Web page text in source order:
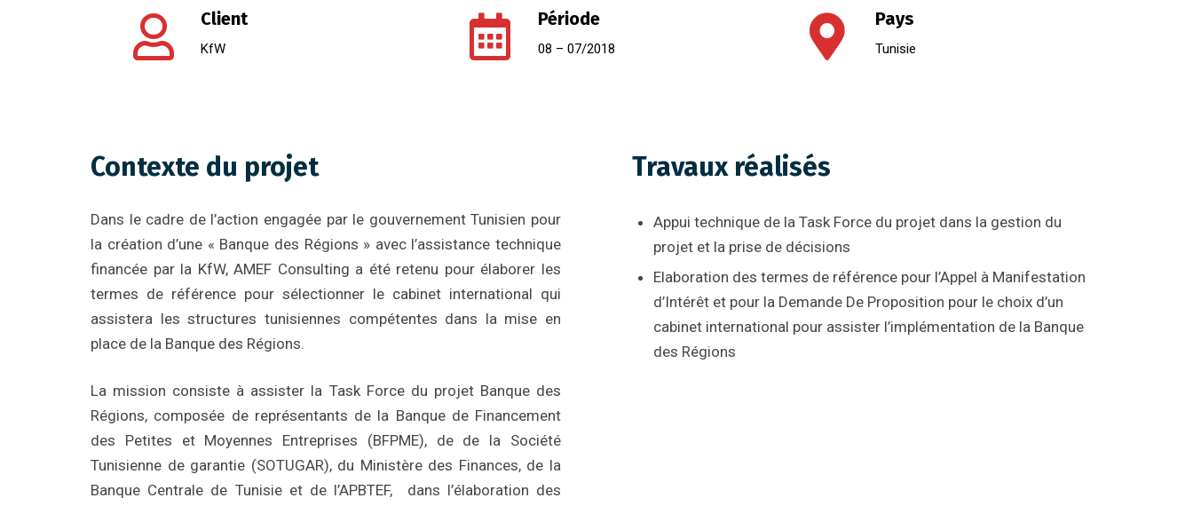
Client
KfW
Période
08 – 07/2018
Pays
Tunisie
Contexte du projet
Dans le cadre de l’action engagée par le gouvernement Tunisien pour
la création d’une « Banque des Régions » avec l’assistance technique
financée par la KfW, AMEF Consulting a été retenu pour élaborer les
termes de référence pour sélectionner le cabinet international qui
assistera les structures tunisiennes compétentes dans la mise en
place de la Banque des Régions.
La mission consiste à assister la Task Force du projet Banque des
Régions, composée de représentants de la Banque de Financement
des Petites et Moyennes Entreprises (BFPME), de de la Société
Tunisienne de garantie (SOTUGAR), du Ministère des Finances, de la
Banque Centrale de Tunisie et de l’APBTEF, dans l’élaboration des
Travaux réalisés
Appui technique de la Task Force du projet dans la gestion du
projet et la prise de décisions
Elaboration des termes de référence pour l’Appel à Manifestation
d’Intérêt et pour la Demande De Proposition pour le choix d’un
cabinet international pour assister l’implémentation de la Banque
des Régions